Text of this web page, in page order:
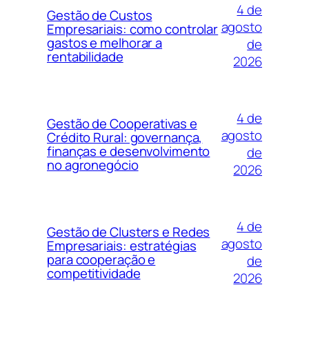
Gestão de Custos
Empresariais: como controlar
gastos e melhorar a
rentabilidade
4 de
agosto
de
2026
Gestão de Cooperativas e
Crédito Rural: governança,
finanças e desenvolvimento
no agronegócio
4 de
agosto
de
2026
Gestão de Clusters e Redes
Empresariais: estratégias
para cooperação e
competitividade
4 de
agosto
de
2026